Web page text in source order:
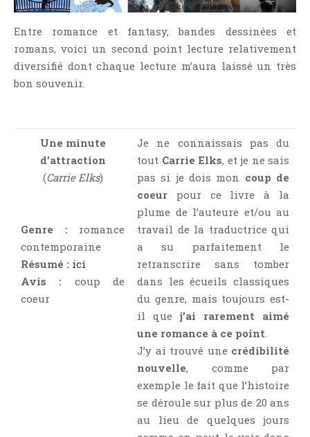
NOS VIDÉOS
RENDEZ-VOUS LIVRESQUES
SWAPS & CHALLENGES
LES TAGS
QUI SOMMES-NOUS ?
LIENS
Articles D'Erika
Articles De Marion
Entre romance et fantasy, bandes dessinées et
romans, voici un second point lecture relativement
diversifié dont chaque lecture m’aura laissé un très
bon souvenir.
Une minute
d’attraction
(Carrie Elks)
Genre : romance
contemporaine
Résumé : ici
Avis : coup de
coeur
Je ne connaissais pas du
tout Carrie Elks, et je ne sais
pas si je dois mon coup de
coeur pour ce livre à la
plume de l’auteure et/ou au
travail de la traductrice qui
a su parfaitement le
retranscrire sans tomber
dans les écueils classiques
du genre, mais toujours est-
il que j’ai rarement aimé
une romance à ce point.
J’y ai trouvé une crédibilité
nouvelle, comme par
exemple le fait que l’histoire
se déroule sur plus de 20 ans
au lieu de quelques jours